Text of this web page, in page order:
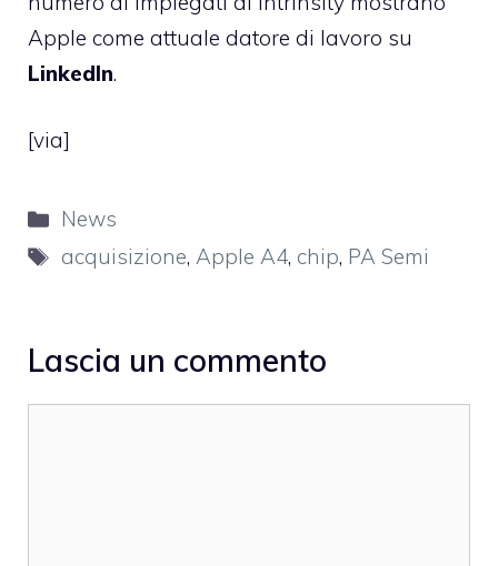
Apple come attuale datore di lavoro su
LinkedIn.
[via]
Categorie
News
Tag
acquisizione,Apple A4, chip, PA Semi
Lascia un commento